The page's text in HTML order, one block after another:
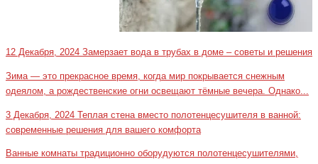
12 Декабря, 2024 Замерзает вода в трубах в доме – советы и решения
Зима — это прекрасное время, когда мир покрывается снежным
одеялом, а рождественские огни освещают тёмные вечера. Однако...
3 Декабря, 2024 Теплая стена вместо полотенцесушителя в ванной:
современные решения для вашего комфорта
Ванные комнаты традиционно оборудуются полотенцесушителями,